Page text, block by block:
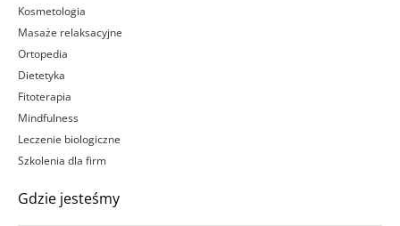
Kosmetologia
Masaże relaksacyjne
Ortopedia
Dietetyka
Fitoterapia
Mindfulness
Leczenie biologiczne
Szkolenia dla firm
Gdzie jesteśmy